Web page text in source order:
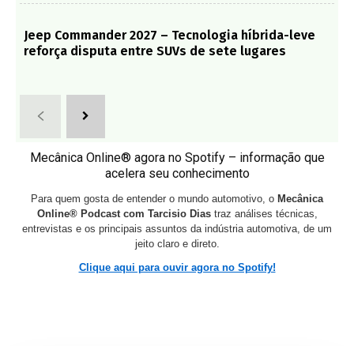
Jeep Commander 2027 – Tecnologia híbrida-leve
reforça disputa entre SUVs de sete lugares
Mecânica Online® agora no Spotify – informação que
acelera seu conhecimento
Para quem gosta de entender o mundo automotivo, o Mecânica
Online® Podcast com Tarcisio Diastraz análises técnicas,
entrevistas e os principais assuntos da indústria automotiva, de um
jeito claro e direto.
Clique aqui para ouvir agora no Spotify!